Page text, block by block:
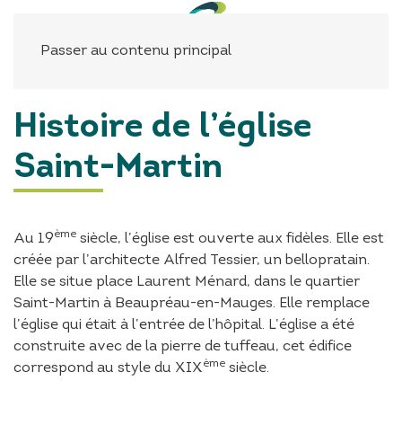
Passer au contenu principal
Histoire de l’église
Saint-Martin
Au 19ème siècle, l’église est ouverte aux fidèles. Elle est
créée par l’architecte Alfred Tessier, un bellopratain.
Elle se situe place Laurent Ménard, dans le quartier
Saint-Martin à Beaupréau-en-Mauges. Elle remplace
l’église qui était à l’entrée de l’hôpital. L’église a été
construite avec de la pierre de tuffeau, cet édifice
correspond au style du XIXème siècle.
Panneau de gestion des cookies